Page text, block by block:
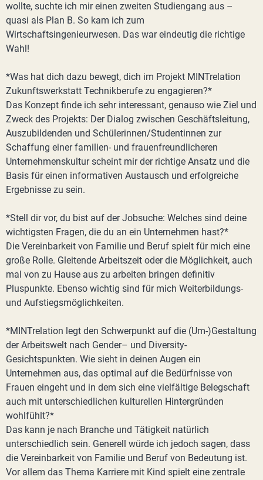
wollte, suchte ich mir einen zweiten Studiengang aus –
quasi als Plan B. So kam ich zum
Wirtschaftsingenieurwesen. Das war eindeutig die richtige
Wahl!
*Was hat dich dazu bewegt, dich im Projekt MINTrelation
Zukunftswerkstatt Technikberufe zu engagieren?*
Das Konzept finde ich sehr interessant, genauso wie Ziel und
Zweck des Projekts: Der Dialog zwischen Geschäftsleitung,
Auszubildenden und Schülerinnen/Studentinnen zur
Schaffung einer familien- und frauenfreundlicheren
Unternehmenskultur scheint mir der richtige Ansatz und die
Basis für einen informativen Austausch und erfolgreiche
Ergebnisse zu sein.
*Stell dir vor, du bist auf der Jobsuche: Welches sind deine
wichtigsten Fragen, die du an ein Unternehmen hast?*
Die Vereinbarkeit von Familie und Beruf spielt für mich eine
große Rolle. Gleitende Arbeitszeit oder die Möglichkeit, auch
mal von zu Hause aus zu arbeiten bringen definitiv
Pluspunkte. Ebenso wichtig sind für mich Weiterbildungs-
und Aufstiegsmöglichkeiten.
*MINTrelation legt den Schwerpunkt auf die (Um-)Gestaltung
der Arbeitswelt nach Gender– und Diversity-
Gesichtspunkten. Wie sieht in deinen Augen ein
Unternehmen aus, das optimal auf die Bedürfnisse von
Frauen eingeht und in dem sich eine vielfältige Belegschaft
auch mit unterschiedlichen kulturellen Hintergründen
wohlfühlt?*
Das kann je nach Branche und Tätigkeit natürlich
unterschiedlich sein. Generell würde ich jedoch sagen, dass
die Vereinbarkeit von Familie und Beruf von Bedeutung ist.
Vor allem das Thema Karriere mit Kind spielt eine zentrale